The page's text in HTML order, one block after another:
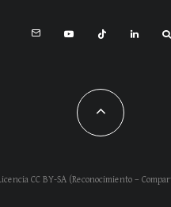
CC BY-SA (Reconocimiento –